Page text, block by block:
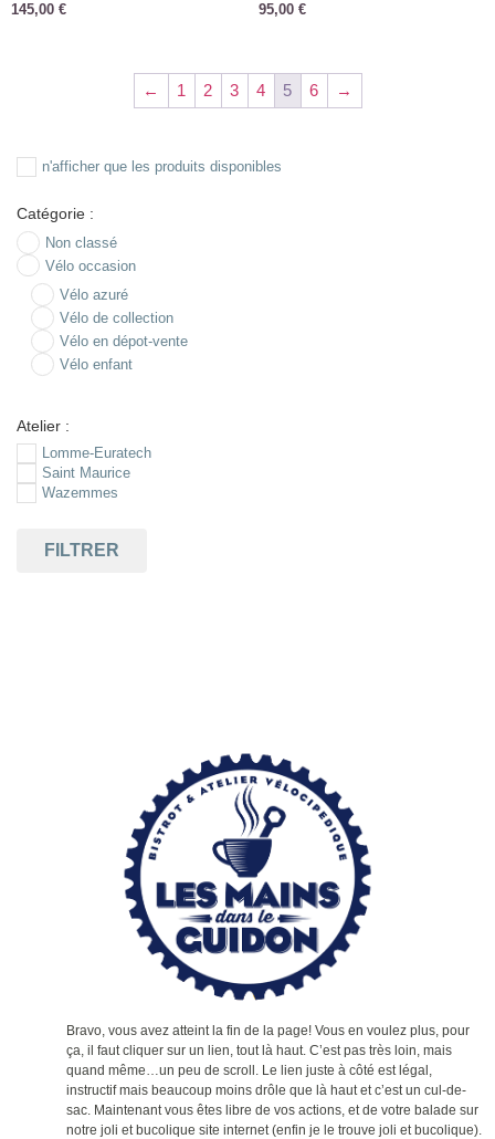
145,00 € 95,00 €
← 1 2 3 4 5 6 →
n'afficher que les produits disponibles
Catégorie :
Non classé
Vélo occasion
Vélo azuré
Vélo de collection
Vélo en dépot-vente
Vélo enfant
Atelier :
Lomme-Euratech
Saint Maurice
Wazemmes
FILTRER
Bravo, vous avez atteint la fin de la page! Vous en voulez plus, pour
ça, il faut cliquer sur un lien, tout là haut. C’est pas très loin, mais
quand même…un peu de scroll. Le lien juste à côté est légal,
instructif mais beaucoup moins drôle que là haut et c’est un cul-de-
sac. Maintenant vous êtes libre de vos actions, et de votre balade sur
notre joli et bucolique site internet (enfin je le trouve joli et bucolique).